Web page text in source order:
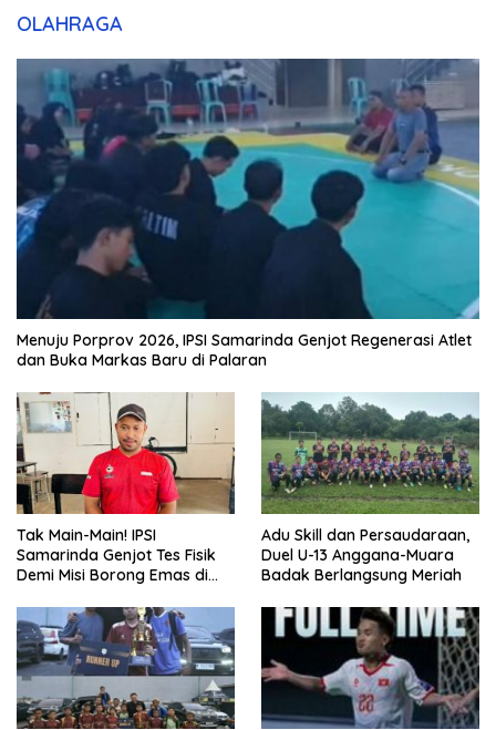
OLAHRAGA
Menuju Porprov 2026, IPSI Samarinda Genjot Regenerasi Atlet
dan Buka Markas Baru di Palaran
Tak Main-Main! IPSI
Samarinda Genjot Tes Fisik
Demi Misi Borong Emas di
Adu Skill dan Persaudaraan,
Duel U-13 Anggana-Muara
Badak Berlangsung Meriah